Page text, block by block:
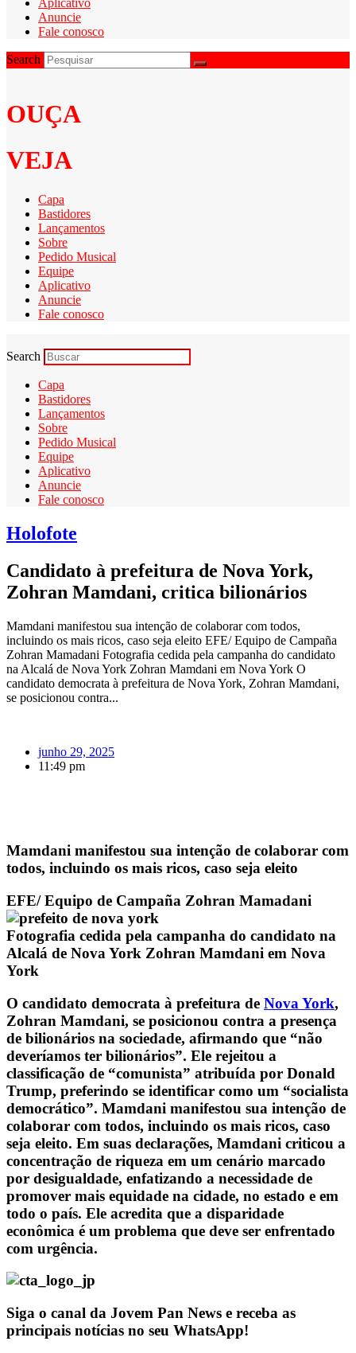
Anuncie
Fale conosco
Search
OUÇA
VEJA
Capa
Bastidores
Lançamentos
Sobre
Pedido Musical
Equipe
Aplicativo
Anuncie
Fale conosco
Search
Capa
Bastidores
Lançamentos
Sobre
Pedido Musical
Equipe
Aplicativo
Anuncie
Fale conosco
Holofote
Candidato à prefeitura de Nova York,
Zohran Mamdani, critica bilionários
Mamdani manifestou sua intenção de colaborar com todos,
incluindo os mais ricos, caso seja eleito EFE/ Equipo de Campaña
Zohran Mamadani Fotografia cedida pela campanha do candidato
na Alcalá de Nova York Zohran Mamdani em Nova York O
candidato democrata à prefeitura de Nova York, Zohran Mamdani,
se posicionou contra...
junho 29, 2025
11:49 pm
Mamdani manifestou sua intenção de colaborar com
todos, incluindo os mais ricos, caso seja eleito
EFE/ Equipo de Campaña Zohran Mamadani
Fotografia cedida pela campanha do candidato na
Alcalá de Nova York Zohran Mamdani em Nova
York
O candidato democrata à prefeitura de Nova York,
Zohran Mamdani, se posicionou contra a presença
de bilionários na sociedade, afirmando que “não
deveríamos ter bilionários”. Ele rejeitou a
classificação de “comunista” atribuída por Donald
Trump, preferindo se identificar como um “socialista
democrático”. Mamdani manifestou sua intenção de
colaborar com todos, incluindo os mais ricos, caso
seja eleito. Em suas declarações, Mamdani criticou a
concentração de riqueza em um cenário marcado
por desigualdade, enfatizando a necessidade de
promover mais equidade na cidade, no estado e em
todo o país. Ele acredita que a disparidade
econômica é um problema que deve ser enfrentado
com urgência.
Siga o canal da Jovem Pan News e receba as
principais notícias no seu WhatsApp!